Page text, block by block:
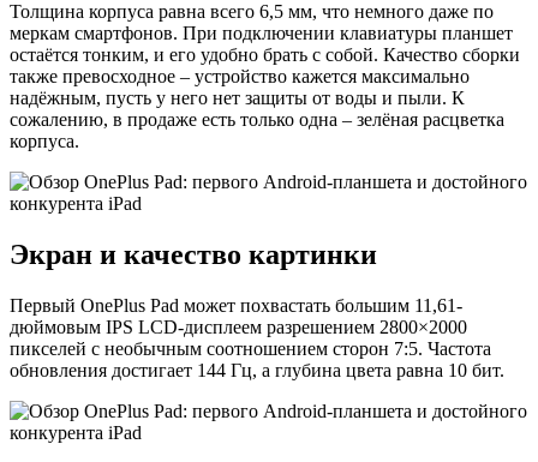
Толщина корпуса равна всего 6,5 мм, что немного даже по
меркам смартфонов. При подключении клавиатуры планшет
остаётся тонким, и его удобно брать с собой. Качество сборки
также превосходное – устройство кажется максимально
надёжным, пусть у него нет защиты от воды и пыли. К
сожалению, в продаже есть только одна – зелёная расцветка
корпуса.
Экран и качество картинки
Первый OnePlus Pad может похвастать большим 11,61-
дюймовым IPS LCD-дисплеем разрешением 2800×2000
пикселей с необычным соотношением сторон 7:5. Частота
обновления достигает 144 Гц, а глубина цвета равна 10 бит.